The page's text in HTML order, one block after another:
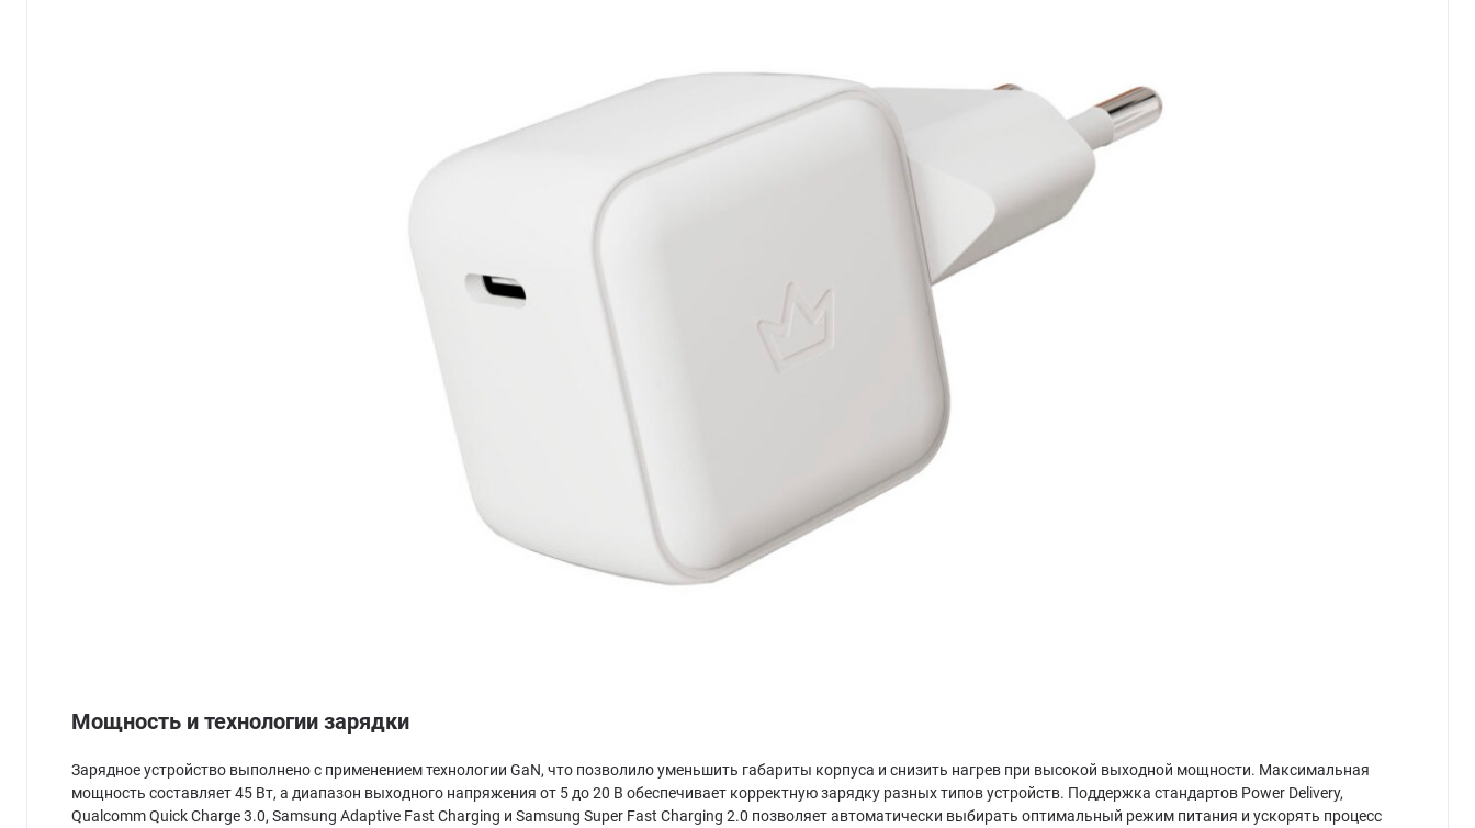
Мощность и технологии зарядки
Зарядное устройство выполнено с применением технологии GaN, что позволило уменьшить габариты корпуса и снизить нагрев при высокой выходной мощности. Максимальная
мощность составляет 45 Вт, а диапазон выходного напряжения от 5 до 20 В обеспечивает корректную зарядку разных типов устройств. Поддержка стандартов Power Delivery,
Qualcomm Quick Charge 3.0, Samsung Adaptive Fast Charging и Samsung Super Fast Charging 2.0 позволяет автоматически выбирать оптимальный режим питания и ускорять процесс